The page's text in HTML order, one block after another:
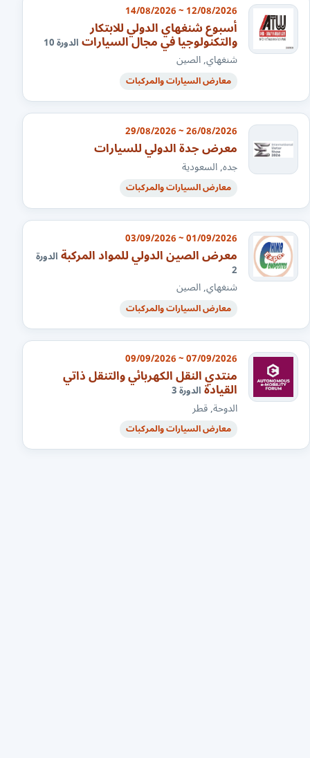
12/08/2026 ~ 14/08/2026
أسبوع شنغهاي الدولي للابتكار
والتكنولوجيا في مجال السياراتالدورة 10
شنغهاي, الصين
معارض السيارات والمركبات
26/08/2026 ~ 29/08/2026
معرض جدة الدولي للسيارات
جده, السعودية
معارض السيارات والمركبات
01/09/2026 ~ 03/09/2026
معرض الصين الدولي للمواد المركبةالدورة
2
شنغهاي, الصين
معارض السيارات والمركبات
07/09/2026 ~ 09/09/2026
منتدي النقل الكهربائي والتنقل ذاتي
القيادةالدورة 3
الدوحة, قطر
معارض السيارات والمركبات